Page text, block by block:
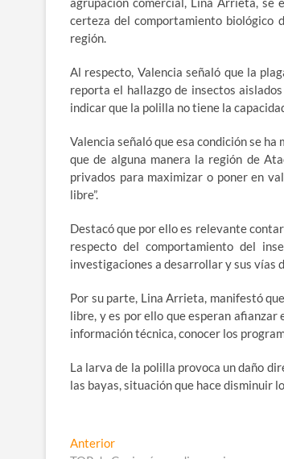
certeza del comportamiento biológico
región.
Al respecto, Valencia señaló que la
reporta el hallazgo de insectos
indicar que la polilla no tiene la
Valencia señaló que esa condición se
que de alguna manera la región de
privados para maximizar o poner en
libre”.
Destacó que por ello es relevante
respecto del comportamiento del
investigaciones a desarrollar y sus vías
Por su parte, Lina Arrieta, manifestó
libre, y es por ello que esperan
información técnica, conocer los
La larva de la polilla provoca un daño
las bayas, situación que hace disminuir
Navegación
AnteriorEntrada